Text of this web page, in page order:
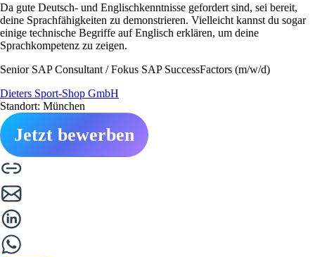
Da gute Deutsch- und Englischkenntnisse gefordert sind, sei bereit,
deine Sprachfähigkeiten zu demonstrieren. Vielleicht kannst du sogar
einige technische Begriffe auf Englisch erklären, um deine
Sprachkompetenz zu zeigen.
Senior SAP Consultant / Fokus SAP SuccessFactors (m/w/d)
Dieters Sport-Shop GmbH
Standort: München
Jetzt bewerben